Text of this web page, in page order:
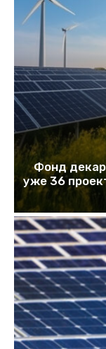
Фонд
уже 36